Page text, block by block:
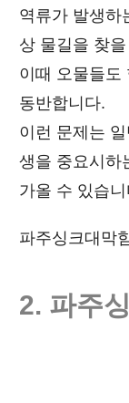
역류가 발생하
상 물길을 찾
이때 오물들도
동반합니다.
이런 문제는
생을 중요시하
가올 수 있습니
파주싱크대막
2. 파주